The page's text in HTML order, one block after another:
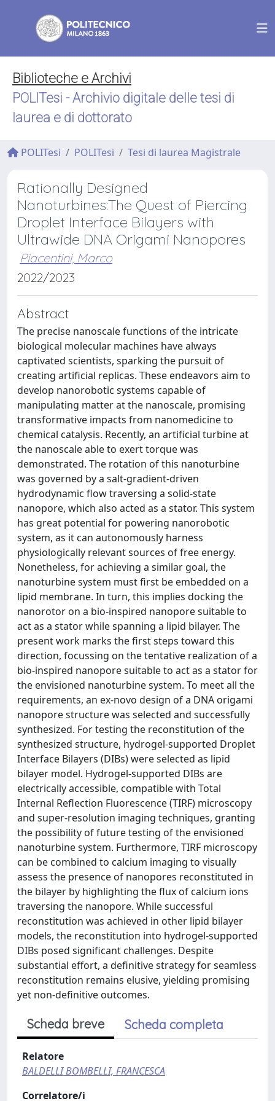
Biblioteche e Archivi
POLITesi - Archivio digitale delle tesi di
laurea e di dottorato
POLITesi POLITesi Tesi di laurea Magistrale
Rationally Designed
Nanoturbines:The Quest of Piercing
Droplet Interface Bilayers with
Ultrawide DNA Origami Nanopores
Piacentini, Marco
2022/2023
Abstract
The precise nanoscale functions of the intricate
biological molecular machines have always
captivated scientists, sparking the pursuit of
creating artificial replicas. These endeavors aim to
develop nanorobotic systems capable of
manipulating matter at the nanoscale, promising
transformative impacts from nanomedicine to
chemical catalysis. Recently, an artificial turbine at
the nanoscale able to exert torque was
demonstrated. The rotation of this nanoturbine
was governed by a salt-gradient-driven
hydrodynamic flow traversing a solid-state
nanopore, which also acted as a stator. This system
has great potential for powering nanorobotic
system, as it can autonomously harness
physiologically relevant sources of free energy.
Nonetheless, for achieving a similar goal, the
nanoturbine system must first be embedded on a
lipid membrane. In turn, this implies docking the
nanorotor on a bio-inspired nanopore suitable to
act as a stator while spanning a lipid bilayer. The
present work marks the first steps toward this
direction, focussing on the tentative realization of a
bio-inspired nanopore suitable to act as a stator for
the envisioned nanoturbine system. To meet all the
requirements, an ex-novo design of a DNA origami
nanopore structure was selected and successfully
synthesized. For testing the reconstitution of the
synthesized structure, hydrogel-supported Droplet
Interface Bilayers (DIBs) were selected as lipid
bilayer model. Hydrogel-supported DIBs are
electrically accessible, compatible with Total
Internal Reflection Fluorescence (TIRF) microscopy
and super-resolution imaging techniques, granting
the possibility of future testing of the envisioned
nanoturbine system. Furthermore, TIRF microscopy
can be combined to calcium imaging to visually
assess the presence of nanopores reconstituted in
the bilayer by highlighting the flux of calcium ions
traversing the nanopore. While successful
reconstitution was achieved in other lipid bilayer
models, the reconstitution into hydrogel-supported
DIBs posed significant challenges. Despite
substantial effort, a definitive strategy for seamless
reconstitution remains elusive, yielding promising
yet non-definitive outcomes.
Scheda breve Scheda completa
Relatore
BALDELLI BOMBELLI, FRANCESCA
Correlatore/i